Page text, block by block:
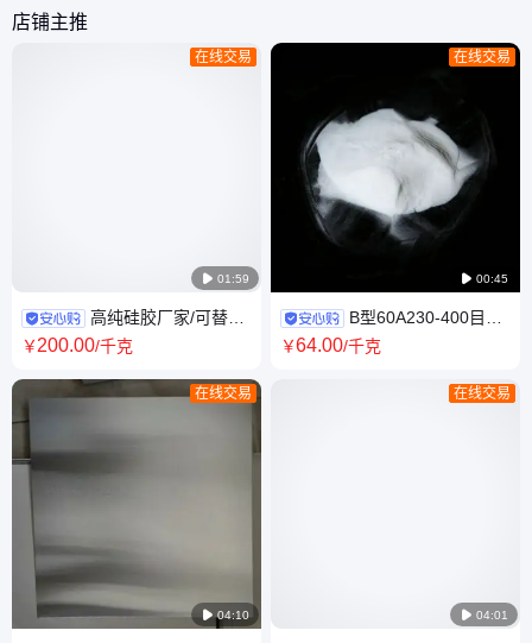
便、富集效率高、净化效果好等特点，
广泛应用于环境监测、食品检测、医药
药残留
残留、
等目标
店铺主推
 01:59
在线交易
高纯硅胶厂家/可替代
进口/层析介质/色谱填料/ 多种
￥200.00/千克
 04:10
在线交易
 00:45
在线交易
B型60A230-400目40-
60um / 柱层析硅胶 / 邦凯 / 多
￥64.00/千克
 04:01
在线交易